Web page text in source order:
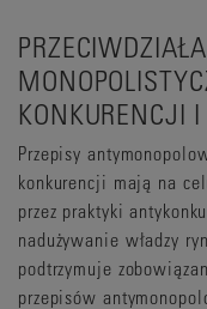
KONKURENCJI
Przepisy
konkurencji mają na
przez praktyki
nadużywanie władzy
podtrzymuje
przepisów